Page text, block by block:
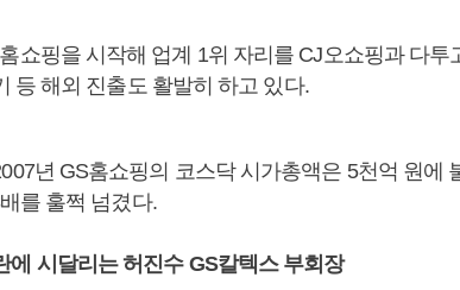
쇼핑을 시작해 업계 1위 자리를 CJ오쇼핑과 다투
등 해외 진출도 활발히 하고 있다.
년 GS홈쇼핑의 코스닥 시가총액은 5천억 원에
를 훌쩍 넘겼다.
시달리는 허진수 GS칼텍스 부회장